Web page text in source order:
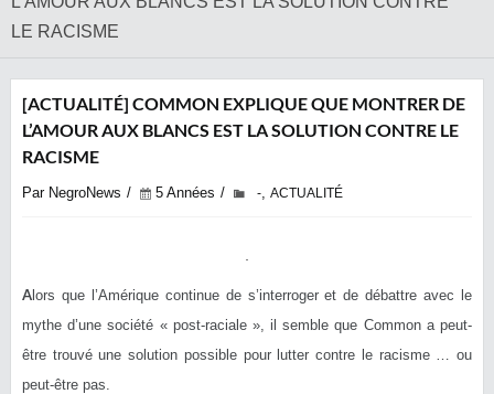
LE RACISME
[ACTUALITÉ] COMMON EXPLIQUE QUE MONTRER DE
L’AMOUR AUX BLANCS EST LA SOLUTION CONTRE LE
RACISME
Par NegroNews 5 Années -, ACTUALITÉ
A lors que l’Amérique continue de s’interroger et de débattre avec le
mythe d’une société « post-raciale », il semble que Common a peut-
être trouvé une solution possible pour lutter contre le racisme … ou
peut-être pas.